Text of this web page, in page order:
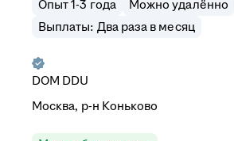
Опыт 1-3 года
Можно удалённо
Выплаты: Два раза в месяц
DOM DDU
Москва, р-н Коньково